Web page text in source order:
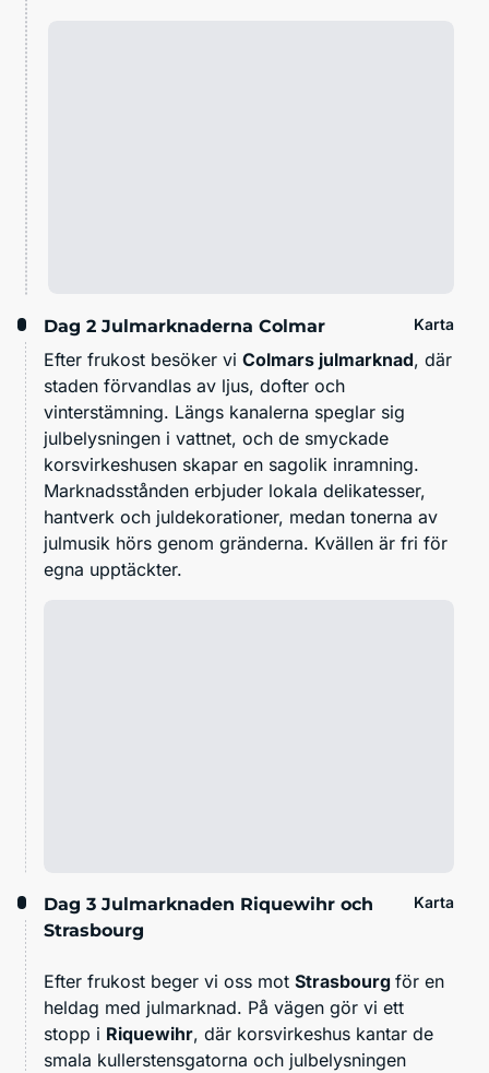
Dag 2 Julmarknaderna Colmar Karta
Efter frukost besöker vi Colmars julmarknad, där
staden förvandlas av ljus, dofter och
vinterstämning. Längs kanalerna speglar sig
julbelysningen i vattnet, och de smyckade
korsvirkeshusen skapar en sagolik inramning.
Marknadsstånden erbjuder lokala delikatesser,
hantverk och juldekorationer, medan tonerna av
julmusik hörs genom gränderna. Kvällen är fri för
egna upptäckter.
Dag 3 Julmarknaden Riquewihr och
Strasbourg
Karta
Efter frukost beger vi oss mot Strasbourg för en
heldag med julmarknad. På vägen gör vi ett
stopp i Riquewihr, där korsvirkeshus kantar de
smala kullerstensgatorna och julbelysningen